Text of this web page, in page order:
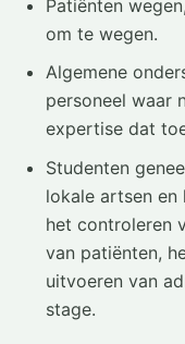
Patiënten
om te wegen.
Algemene
personeel waar
expertise dat
Studenten
lokale artsen en
het controleren
van patiënten,
uitvoeren van
stage.